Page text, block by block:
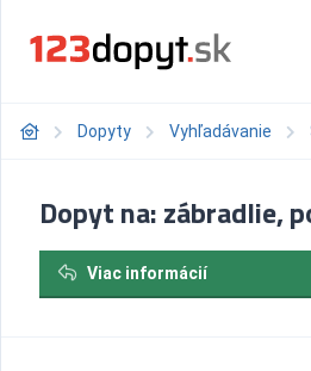
Dopyty Vyhľadávanie
Dopyt na: zábradlie,
Viac informácií